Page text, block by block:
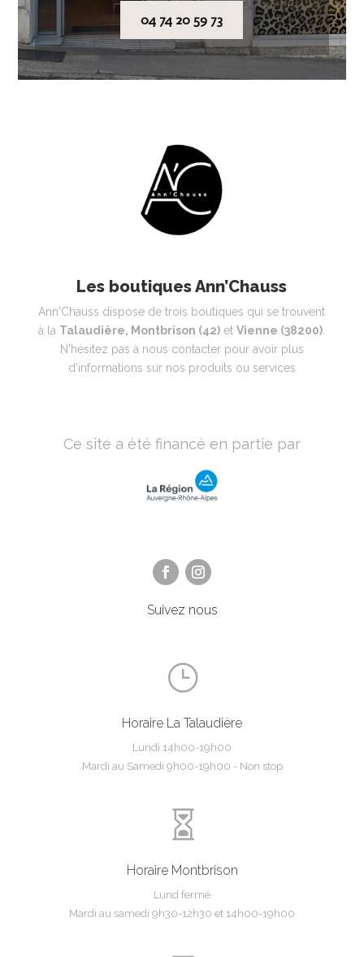
04 74 20 59 73
Les boutiques Ann’Chauss
Ann'Chauss dispose de trois boutiques qui se trouvent
à la Talaudière, Montbrison (42) etVienne (38200)
N'hésitez pas à nous contacter pour avoir plus
d'informations sur nos produits ou services
Ce site a été financé en partie par
Suivez nous
}
Horaire La Talaudière
Lundi 14h00-19h00
Mardi au Samedi 9h00-19h00 - Non stop

Horaire Montbrison
Lund fermé
Mardi au samedi 9h30-12h30 et 14h00-19h00